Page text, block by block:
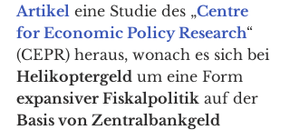
Artikel eine Studie des „Centre
for Economic Policy Research“
(CEPR) heraus, wonach es sich bei
Helikoptergeld um eine Form
expansiver Fiskalpolitik auf der
Basis von Zentralbankgeld